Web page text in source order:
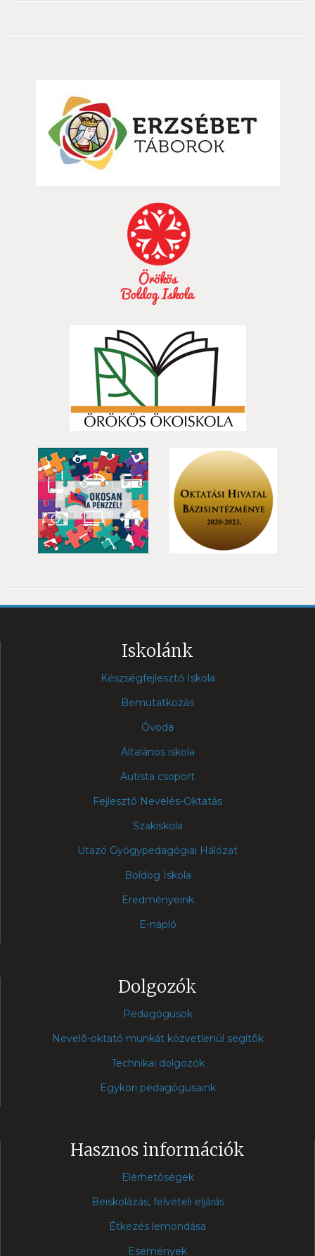
Iskolánk
Készségfejlesztő Iskola
Bemutatkozás
Óvoda
Általános iskola
Autista csoport
Fejlesztõ Nevelés-Oktatás
Szakiskola
Utazó Gyógypedagógiai Hálózat
Boldog Iskola
Eredményeink
E-napló
Dolgozók
Pedagógusok
Nevelõ-oktató munkát közvetlenül segítõk
Technikai dolgozók
Egykori pedagógusaink
Hasznos információk
Elérhetõségek
Beiskolázás, felvételi eljárás
Étkezés lemondása
Események